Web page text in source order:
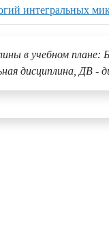
интегральных
в учебном плане:
дисциплина, ДВ -